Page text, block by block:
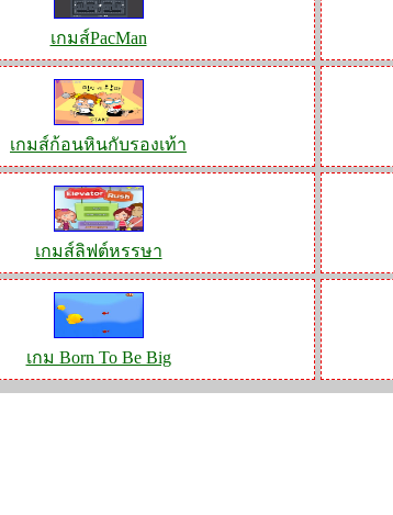
เกมส์PacMan
เกมส์ก้อนหินกับรองเท้า
เกมส์ลิฟต์หรรษา
เกม Born To Be Big